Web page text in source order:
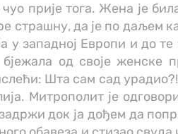
прије тога. Жена је
страшну, да је по даљем
у западној Европи и до те
од своје женске
Шта сам сад урадио?!
Митрополит је
док ја дођем да